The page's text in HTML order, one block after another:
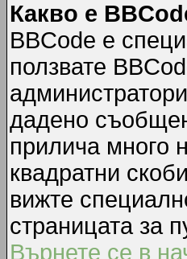
Какво е
BBCode е
ползвате
дадено
прилича много
квадратни
вижте
страницата за
Върнете се в